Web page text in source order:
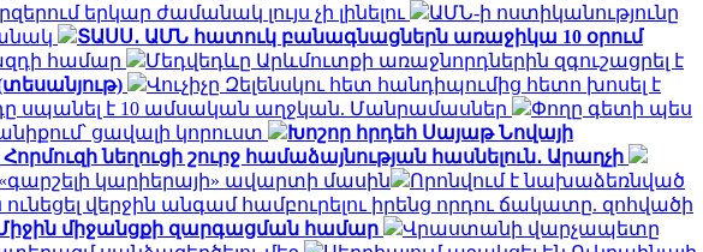
երկար ժամանակ լույս չի լինելու
ԱՄՆ-ի ոստիկանությունը
ՏԱՍՍ․ ԱՄՆ հատուկ բանագնացներն առաջիկա 10 օրում
համար
Մեդվեդևը Արևմուտքի առաջնորդներին զգուշացրել է
Վուչիչը Զելենսկու հետ հանդիպումից հետո խոսել է
սպանել է 10 ամսական աղջկան. Մանրամասներ
Փողը գետի պես
ցավալի կորուստ
Խոշոր հրդեհ Սայաթ Նովայի
նեղուցի շուրջ համաձայնության հասնելուն․ Արաղչի
«գարշելի կարիերայի» ավարտի մասին
Որոնվում է նախաձեռնված
վերջին անգամ համբուրելու իրենց որդու ճակատը. զոհվածի
Միջին միջանցքի զարգացման համար
Վրաստանի վարչապետը